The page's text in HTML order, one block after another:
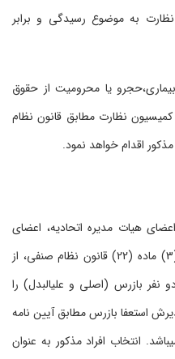
به موضوع رسیدگی و برابر
یا محرومیت از حقوق
نظارت مطابق قانون نظام
اقدام خواهد نمود.
اعضای هیات مدیره اتحادیه، اعضای
اتحادیه طبق آیین نامه اجرایی تبصره (3) ماده (22) قانون نظام صنفی، از
بازرس (اصلی و علی‏البدل) را
استعفا بازرس مطابق آیین نامه
صنفی می‏باشد. انتخاب افراد مذکور به عنوان